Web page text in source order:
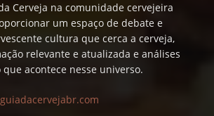
Cerveja na comunidade cervejeira
um espaço de debate e
cultura que cerca a cerveja,
relevante e atualizada e análises
acontece nesse universo.